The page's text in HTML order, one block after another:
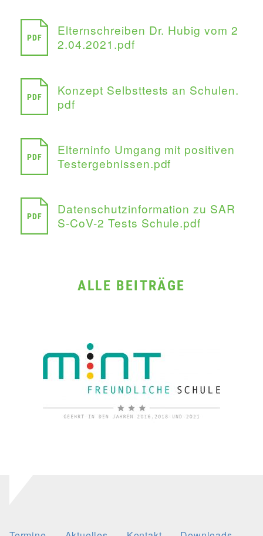
PDF
Elternschreiben Dr. Hubig vom 2
2.04.2021.pdf
PDF
Konzept Selbsttests an Schulen.
pdf
PDF
Elterninfo Umgang mit positiven
Testergebnissen.pdf
PDF
Datenschutzinformation zu SAR
S-CoV-2 Tests Schule.pdf
ALLE BEITRÄGE